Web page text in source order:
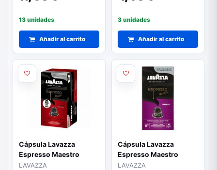
13 unidades
Añadir al carrito
3 unidades
Añadir al carrito
Cápsula Lavazza
Espresso Maestro
Clásico para cafeteras
LAVAZZA
Cápsula Lavazza
Espresso Maestro
Intenso para cafeteras
LAVAZZA